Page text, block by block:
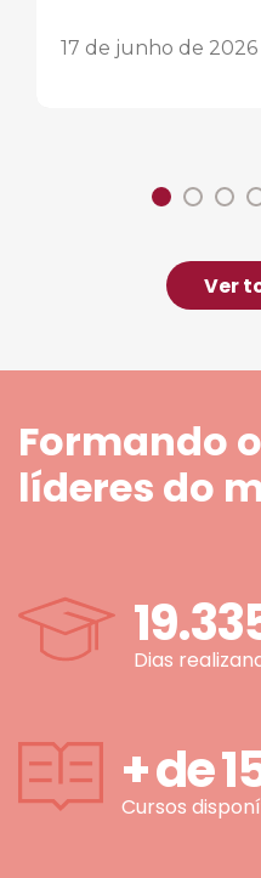
17 de junho de 2026
Ver
Formando
líderes do
Dias
+ de
Cursos